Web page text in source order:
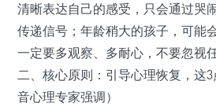
清晰表达自己的感受，只会通过哭
传递信号；年龄稍大的孩子，可能
一定要多观察、多耐心，不要忽视
二、核心原则：引导心理恢复，这
音心理专家强调）